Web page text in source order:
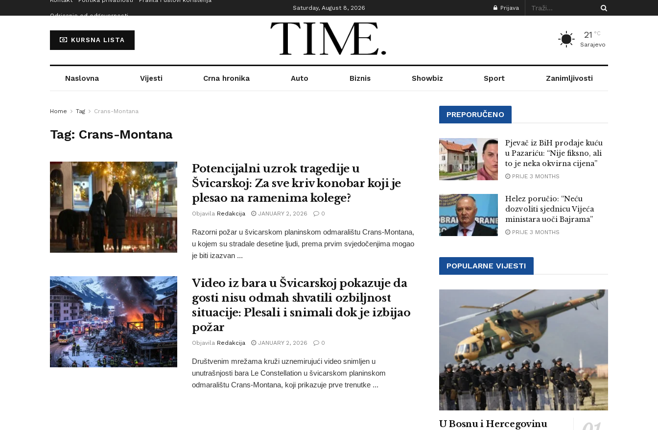
Odricanje od odgovornosti
Saturday, August 8, 2026 Prijava
KURSNA LISTA
21 °C
Sarajevo
Naslovna Vijesti Crna hronika Auto Biznis Showbiz Sport Zanimljivosti
Home Tag Crans-Montana
Tag: Crans-Montana
Potencijalni uzrok tragedije u
Švicarskoj: Za sve kriv konobar koji je
plesao na ramenima kolege?
Objavila Redakcija JANUARY 2, 2026 0
Razorni požar u švicarskom planinskom odmaralištu Crans-Montana,
u kojem su stradale desetine ljudi, prema prvim svjedočenjima mogao
je biti izazvan ...
Video iz bara u Švicarskoj pokazuje da
gosti nisu odmah shvatili ozbiljnost
situacije: Plesali i snimali dok je izbijao
požar
Objavila Redakcija JANUARY 2, 2026 0
Društvenim mrežama kruži uznemirujući video snimljen u
unutrašnjosti bara Le Constellation u švicarskom planinskom
odmaralištu Crans-Montana, koji prikazuje prve trenutke ...
PREPORUČENO
Pjevač iz BiH prodaje kuću
u Pazariću: “Nije fiksno, ali
to je neka okvirna cijena”
PRIJE 3 MONTHS
Helez poručio: “Neću
dozvoliti sjednicu Vijeća
ministara uoči Bajrama”
PRIJE 3 MONTHS
POPULARNE VIJESTI
U Bosnu i Hercegovinu